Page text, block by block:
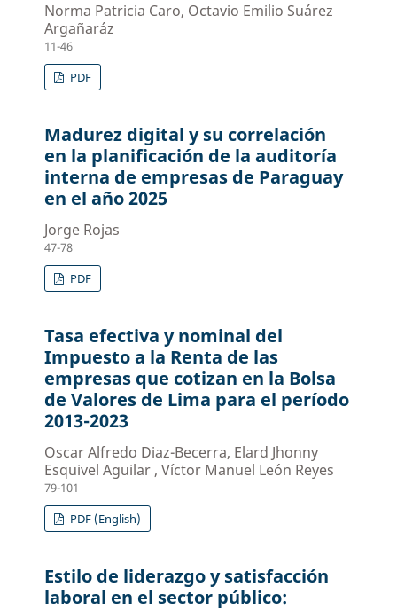
Norma Patricia Caro, Octavio Emilio Suárez
Argañaráz
11-46
PDF
Madurez digital y su correlación
en la planificación de la auditoría
interna de empresas de Paraguay
en el año 2025
Jorge Rojas
47-78
PDF
Tasa efectiva y nominal del
Impuesto a la Renta de las
empresas que cotizan en la Bolsa
de Valores de Lima para el período
2013-2023
Oscar Alfredo Diaz-Becerra, Elard Jhonny
Esquivel Aguilar , Víctor Manuel León Reyes
79-101
PDF (English)
Estilo de liderazgo y satisfacción
laboral en el sector público: